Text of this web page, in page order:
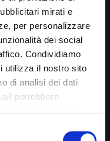
mirati e
per personalizzare
dei social
Condividiamo
utilizza il nostro sito
di analisi dei dati
potrebbero
l’accettazione
22100